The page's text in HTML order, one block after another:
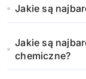
Jakie są
Jakie są
chemiczne?